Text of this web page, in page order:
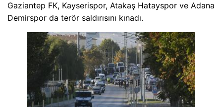
Gaziantep FK, Kayserispor, Atakaş Hatayspor ve Adana
Demirspor da terör saldırısını kınadı.